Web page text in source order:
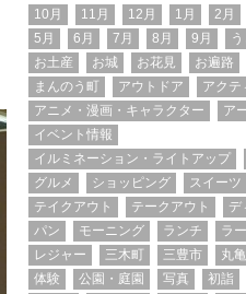
10月 11月 12月 1月 2月
5月
6月 7月 8月 9月
お土産
お城 お花見 お遍路
まんのう町
アウトドア
アクテ
アニメ・漫画・キャラクター
ア
イベント情報
イルミネーション・ライトアップ
グルメ
ショッピング スイーツ
テイクアウト
テークアウト
デ
パン
モーニング ランチ
ラ
レジャー
三木町 三豊市 丸
体験
公園・庭園 写真 初詣